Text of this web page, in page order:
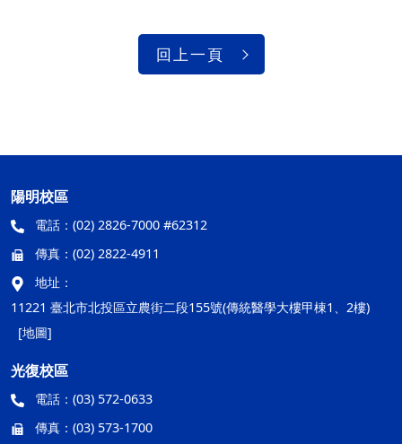
回上一頁
陽明校區
電話： (02) 2826-7000 #62312
傳真： (02) 2822-4911
地址：
11221 臺北市北投區立農街二段155號(傳統醫學大樓甲棟1、2樓)
[地圖]
光復校區
電話： (03) 572-0633
傳真： (03) 573-1700